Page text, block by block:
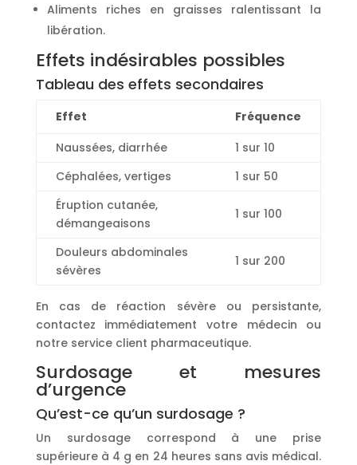
Aliments riches en graisses ralentissant la
libération.
Effets indésirables possibles
Tableau des effets secondaires
Effet
Fréquence
Naussées, diarrhée
1 sur 10
Céphalées, vertiges
1 sur 50
Éruption cutanée,
démangeaisons
1 sur 100
Douleurs abdominales
sévères
1 sur 200
En cas de réaction sévère ou persistante,
contactez immédiatement votre médecin ou
notre service client pharmaceutique.
Surdosage et mesures
d’urgence
Qu’est-ce qu’un surdosage ?
Un surdosage correspond à une prise
supérieure à 4 g en 24 heures sans avis médical.